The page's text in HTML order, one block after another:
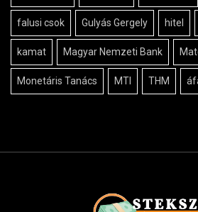
falusi csok Gulyás Gergely hitel
kamat Magyar Nemzeti Bank
Monetáris Tanács MTI THM